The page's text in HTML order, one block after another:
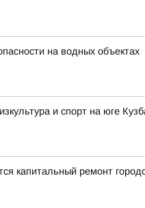
на водных объектах
и спорт на юге
капитальный ремонт